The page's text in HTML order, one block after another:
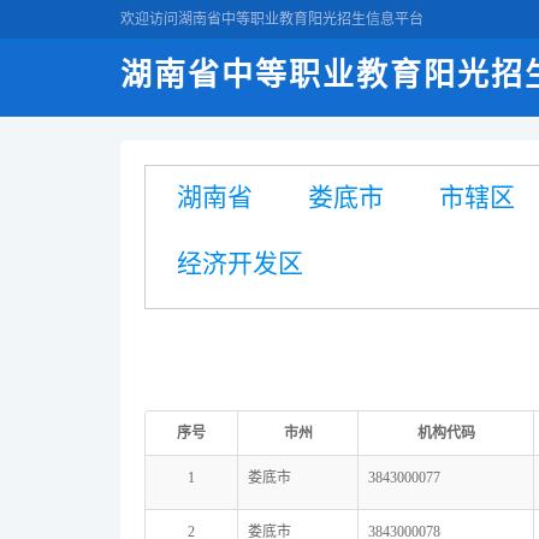
欢迎访问湖南省中等职业教育阳光招生信息平台
湖南省中等职业教育阳光招
湖南省 娄底市 市辖区
经济开发区
序号 市州 机构代码
1 娄底市 3843000077
2 娄底市 3843000078